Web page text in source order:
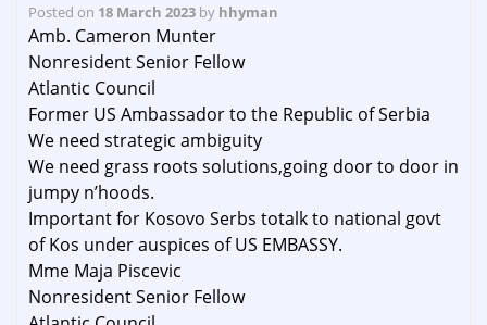
Posted on 18 March 2023 by hhyman
Amb. Cameron Munter
Nonresident Senior Fellow
Atlantic Council
Former US Ambassador to the Republic of Serbia
We need strategic ambiguity
We need grass roots solutions,going door to door in
jumpy n’hoods.
Important for Kosovo Serbs totalk to national govt
of Kos under auspices of US EMBASSY.
Mme Maja Piscevic
Nonresident Senior Fellow